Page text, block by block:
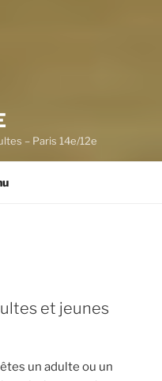
– Paris 14e/12e
et jeunes
un adulte ou un